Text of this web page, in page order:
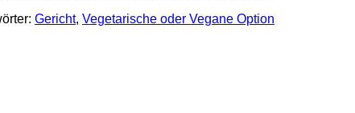
Gericht, Vegetarische oder Vegane Option